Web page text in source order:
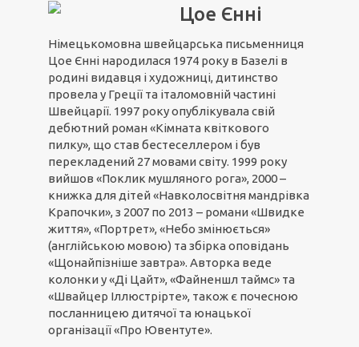
Цое Єнні
Німецькомовна швейцарська письменниця
Цое Єнні народилася 1974 року в Базелі в
родині видавця і художниці, дитинство
провела у Греції та італомовній частині
Швейцарії. 1997 року опублікувала свій
дебютний роман «Кімната квіткового
пилку», що став бестеселлером і був
перекладений 27 мовами світу. 1999 року
вийшов «Поклик мушляного рога», 2000 –
книжка для дітей «Навколосвітня мандрівка
Крапочки», з 2007 по 2013 – романи «Швидке
життя», «Портрет», «Небо змінюється»
(англійською мовою) та збірка оповідань
«Щонайпізніше завтра». Авторка веде
колонки у «Ді Цайт», «Файненшл таймс» та
«Швайцер Іллюстрірте», також є почесною
посланницею дитячої та юнацької
організації «Про Ювентуте».